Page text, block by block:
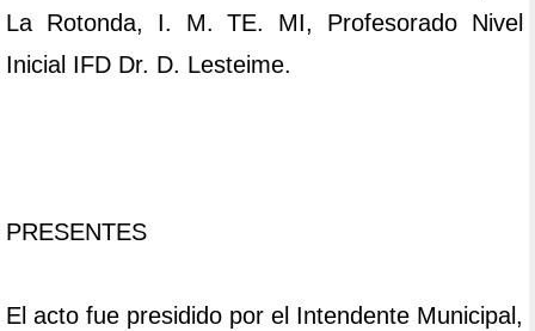
La Rotonda, I. M. TE. MI, Profesorado Nivel
Inicial IFD Dr. D. Lesteime.
PRESENTES
El acto fue presidido por el Intendente Municipal,